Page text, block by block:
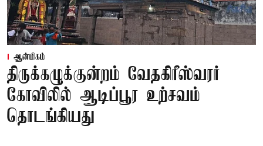
ஆன்மிகம்
திருக்கழுக்குன்றம் வேதகிரீஸ்வரர்
கோவிலில் ஆடிப்பூர உற்சவம்
தொடங்கியது